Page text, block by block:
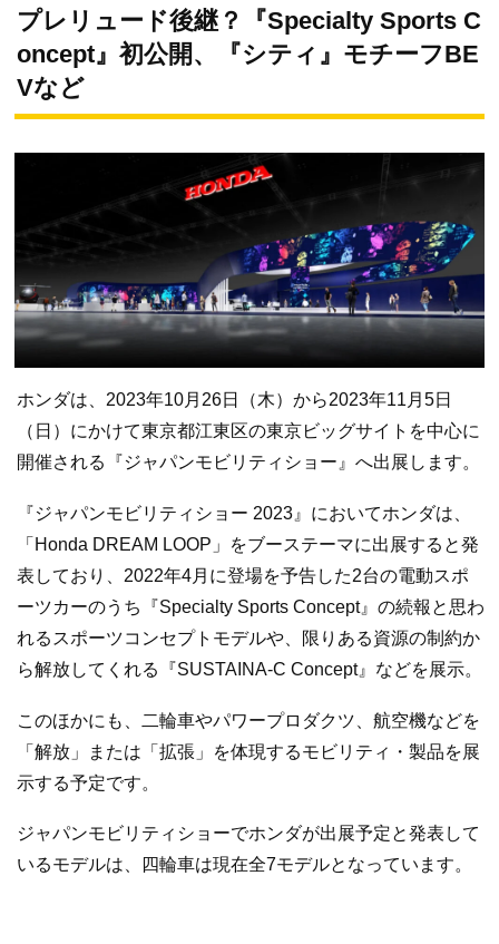
プレリュード後継？『Specialty Sports C
oncept』初公開、『シティ』モチーフBE
Vなど
ホンダは、2023年10月26日（木）から2023年11月5日
（日）にかけて東京都江東区の東京ビッグサイトを中心に
開催される『ジャパンモビリティショー』へ出展します。
『ジャパンモビリティショー 2023』においてホンダは、
「Honda DREAM LOOP」をブーステーマに出展すると発
表しており、2022年4月に登場を予告した2台の電動スポ
ーツカーのうち『Specialty Sports Concept』の続報と思わ
れるスポーツコンセプトモデルや、限りある資源の制約か
ら解放してくれる『SUSTAINA-C Concept』などを展示。
このほかにも、二輪車やパワープロダクツ、航空機などを
「解放」または「拡張」を体現するモビリティ・製品を展
示する予定です。
ジャパンモビリティショーでホンダが出展予定と発表して
いるモデルは、四輪車は現在全7モデルとなっています。